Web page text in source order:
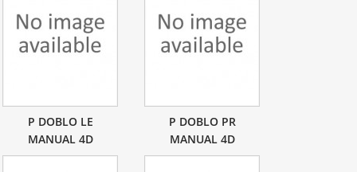
P DOBLO LE
MANUAL 4D
P DOBLO PR
MANUAL 4D